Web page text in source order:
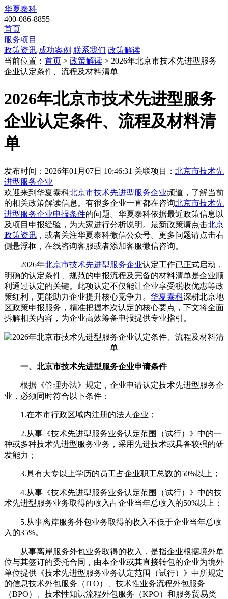
华夏泰科
400-086-8855
首页
服务项目
政策资讯 成功案例 联系我们 政策解读
当前位置： 首页 > 政策解读 > 2026年北京市技术先进型服务
企业认定条件、流程及材料清单
2026年北京市技术先进型服务
企业认定条件、流程及材料清
单
发布时间：2026年01月07日 10:46:31 关联项目： 北京市技术先
进型服务企业
欢迎来到华夏泰科北京市技术先进型服务企业频道，了解当前
的相关政策解读信息。有很多企业一直都在咨询北京市技术先
进型服务企业申报条件的问题。华夏泰科依据最近政策信息以
及项目申报经验，为大家进行分析说明。最新政策请点击北京
政策资讯 ，或者关注华夏泰科微信公众号。更多问题请点击右
侧悬浮框，在线咨询客服或者添加客服微信咨询。
2026年北京市技术先进型服务企业认定工作已正式启动，
明确的认定条件、规范的申报流程及完备的材料清单是企业顺
利通过认定的关键。此项认定不仅能让企业享受税收优惠等政
策红利，更能助力企业提升核心竞争力。 华夏泰科深耕北京地
区政策申报服务，精准把握本次认定的核心要点，下文将全面
拆解相关内容，为企业高效筹备申报提供专业指引。
一、北京市技术先进型服务企业申请条件
根据《管理办法》规定，企业申请认定技术先进型服务企
业，必须同时符合以下条件：
1.在本市行政区域内注册的法人企业；
2.从事《技术先进型服务业务认定范围（试行）》中的一
种或多种技术先进型服务业务，采用先进技术或具备较强的研
发能力；
3.具有大专以上学历的员工占企业职工总数的50%以上；
4.从事《技术先进型服务业务认定范围（试行）》中的技
术先进型服务业务取得的收入占企业当年总收入的50%以上；
5.从事离岸服务外包业务取得的收入不低于企业当年总收
入的35%。
从事离岸服务外包业务取得的收入，是指企业根据境外单
位与其签订的委托合同，由本企业或其直接转包的企业为境外
单位提供《技术先进型服务业务认定范围（试行）》中所规定
的信息技术外包服务（ITO）、技术性业务流程外包服务
（BPO）、技术性知识流程外包服务（KPO）和服务贸易类